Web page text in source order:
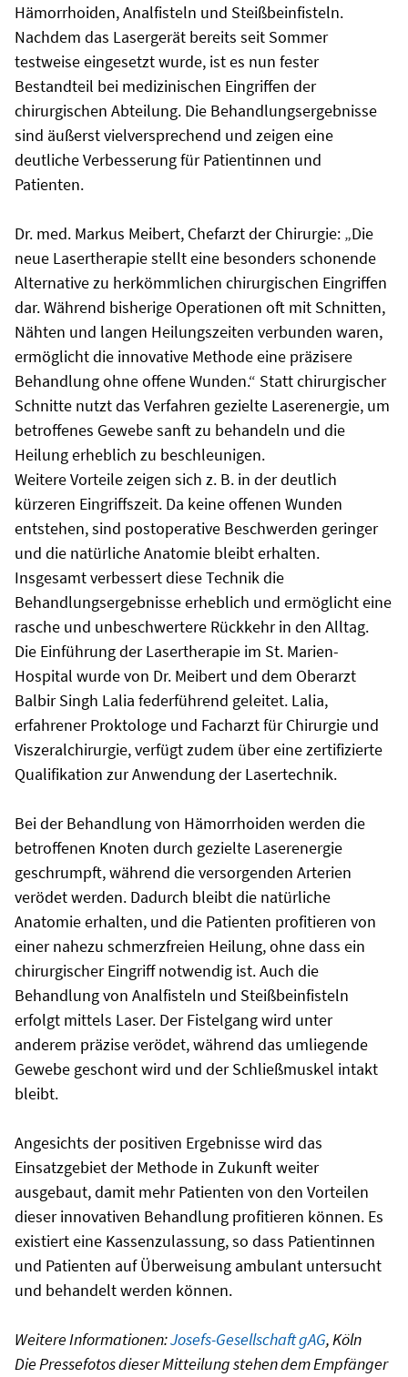
Hämorrhoiden, Analfisteln und Steißbeinfisteln.
Nachdem das Lasergerät bereits seit Sommer
testweise eingesetzt wurde, ist es nun fester
Bestandteil bei medizinischen Eingriffen der
chirurgischen Abteilung. Die Behandlungsergebnisse
sind äußerst vielversprechend und zeigen eine
deutliche Verbesserung für Patientinnen und
Patienten.
Dr. med. Markus Meibert, Chefarzt der Chirurgie: „Die
neue Lasertherapie stellt eine besonders schonende
Alternative zu herkömmlichen chirurgischen Eingriffen
dar. Während bisherige Operationen oft mit Schnitten,
Nähten und langen Heilungszeiten verbunden waren,
ermöglicht die innovative Methode eine präzisere
Behandlung ohne offene Wunden.“ Statt chirurgischer
Schnitte nutzt das Verfahren gezielte Laserenergie, um
betroffenes Gewebe sanft zu behandeln und die
Heilung erheblich zu beschleunigen.
Weitere Vorteile zeigen sich z. B. in der deutlich
kürzeren Eingriffszeit. Da keine offenen Wunden
entstehen, sind postoperative Beschwerden geringer
und die natürliche Anatomie bleibt erhalten.
Insgesamt verbessert diese Technik die
Behandlungsergebnisse erheblich und ermöglicht eine
rasche und unbeschwertere Rückkehr in den Alltag.
Die Einführung der Lasertherapie im St. Marien-
Hospital wurde von Dr. Meibert und dem Oberarzt
Balbir Singh Lalia federführend geleitet. Lalia,
erfahrener Proktologe und Facharzt für Chirurgie und
Viszeralchirurgie, verfügt zudem über eine zertifizierte
Qualifikation zur Anwendung der Lasertechnik.
Bei der Behandlung von Hämorrhoiden werden die
betroffenen Knoten durch gezielte Laserenergie
geschrumpft, während die versorgenden Arterien
verödet werden. Dadurch bleibt die natürliche
Anatomie erhalten, und die Patienten profitieren von
einer nahezu schmerzfreien Heilung, ohne dass ein
chirurgischer Eingriff notwendig ist. Auch die
Behandlung von Analfisteln und Steißbeinfisteln
erfolgt mittels Laser. Der Fistelgang wird unter
anderem präzise verödet, während das umliegende
Gewebe geschont wird und der Schließmuskel intakt
bleibt.
Angesichts der positiven Ergebnisse wird das
Einsatzgebiet der Methode in Zukunft weiter
ausgebaut, damit mehr Patienten von den Vorteilen
dieser innovativen Behandlung profitieren können. Es
existiert eine Kassenzulassung, so dass Patientinnen
und Patienten auf Überweisung ambulant untersucht
und behandelt werden können.
Weitere Informationen:Josefs-Gesellschaft gAG, Köln
Die Pressefotos dieser Mitteilung stehen dem Empfänger